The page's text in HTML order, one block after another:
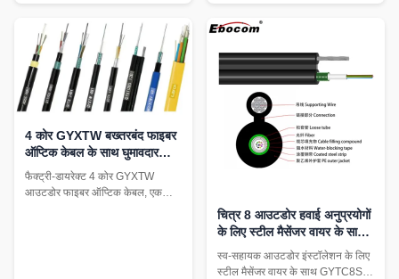
नीली म्यान खतरनाक वातावरण में सुरक्षा
और स्थायित्व सुनिश्चित करती है।
4 कोर GYXTW बख्तरबंद फाइबर
ऑप्टिक केबल के साथ घुमावदार
स्टील टेप और पानी प्रतिरोधी यौगिक
बाहरी उपयोग के लिए
फैक्ट्री-डायरेक्ट 4 कोर GYXTW
आउटडोर फाइबर ऑप्टिक केबल, एक
चित्र 8 आउटडोर हवाई अनुप्रयोगों
के लिए स्टील मैसेंजर वायर के साथ
स्व-समर्थन फाइबर ऑप्टिक केबल
GYTC8S
स्व-सहायक आउटडोर इंस्टॉलेशन के लिए
स्टील मैसेंजर वायर के साथ GYTC8S